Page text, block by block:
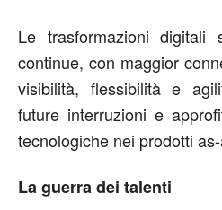
Le trasformazioni
continue, con maggior
visibilità, flessibilità e
future interruzioni e
tecnologiche nei prodotti
La guerra dei talenti